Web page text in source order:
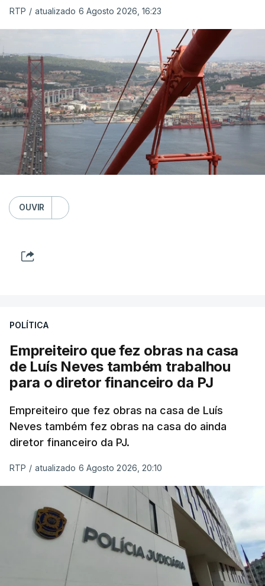
RTP / atualizado 6 Agosto 2026, 16:23
OUVIR
POLÍTICA
Empreiteiro que fez obras na casa
de Luís Neves também trabalhou
para o diretor financeiro da PJ
Empreiteiro que fez obras na casa de Luís
Neves também fez obras na casa do ainda
diretor financeiro da PJ.
RTP / atualizado 6 Agosto 2026, 20:10